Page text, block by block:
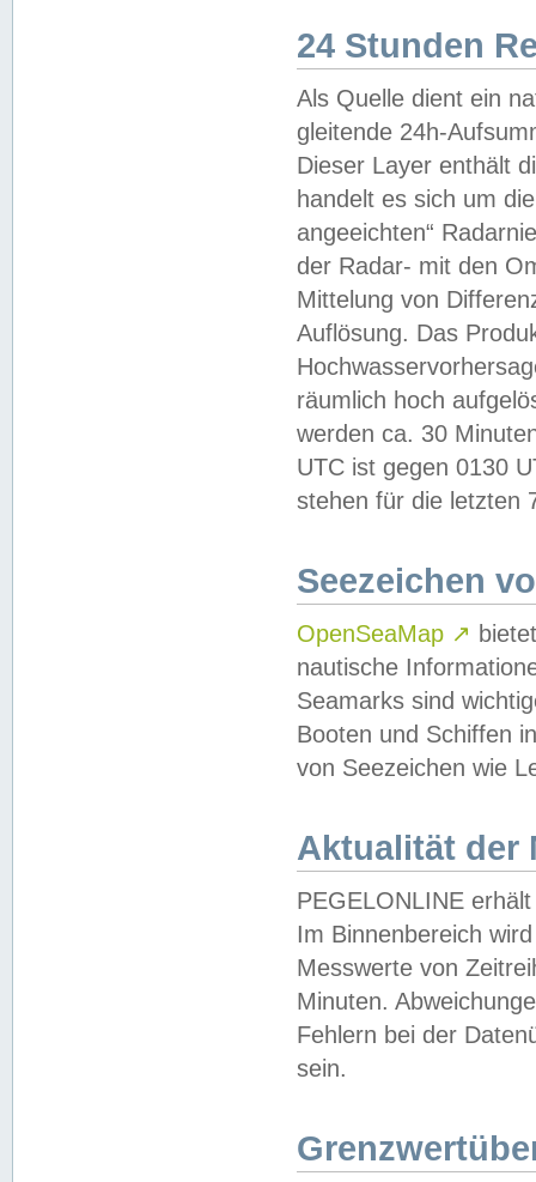
24 Stunden
Als Quelle dient ein
gleitende 24h-
Dieser Layer enthält
handelt es sich um
angeeichten“
der Radar- mit den
Mittelung von
Auflösung. Das
räumlich hoch
werden ca. 30
UTC ist gegen 0130
stehen für die letzten
Seezeichen
OpenSeaMap ↗
nautische
Seamarks sind
Booten und Schiffen
von Seezeichen wie
Aktualität der
PEGELONLINE
Im Binnenbereich
Messwerte von
Minuten.
Fehlern bei der
sein.